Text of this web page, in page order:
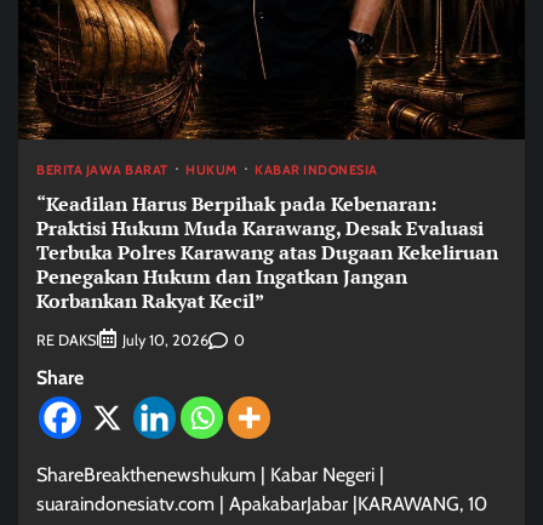
BERITA JAWA BARAT HUKUM KABAR INDONESIA
“Keadilan Harus Berpihak pada Kebenaran:
Praktisi Hukum Muda Karawang, Desak Evaluasi
Terbuka Polres Karawang atas Dugaan Kekeliruan
Penegakan Hukum dan Ingatkan Jangan
Korbankan Rakyat Kecil”
RE DAKSI July 10, 2026 0
Share
ShareBreakthenewshukum | Kabar Negeri |
suaraindonesiatv.com | ApakabarJabar |KARAWANG, 10